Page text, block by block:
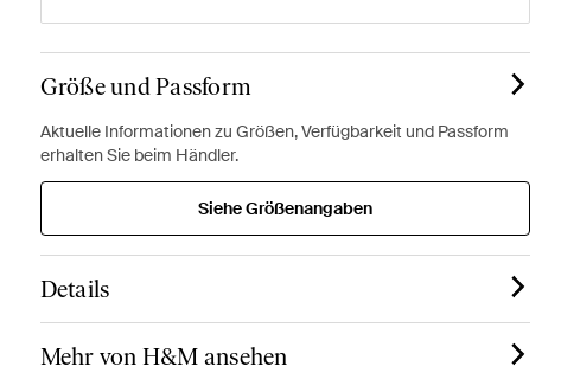
Größe und Passform
Aktuelle Informationen zu Größen, Verfügbarkeit und Passform
erhalten Sie beim Händler.
Siehe Größenangaben
Details
Mehr von H&M ansehen